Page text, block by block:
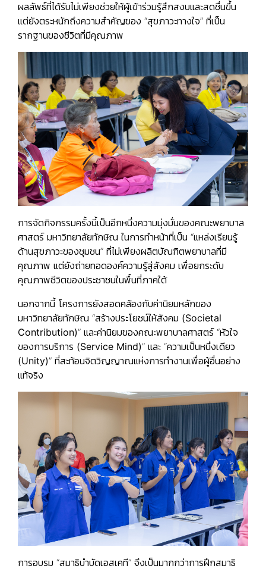
ผลลัพธ์ที่ได้รับไม่เพียงช่วยให้ผู้เข้าร่วมรู้สึกสงบและสดชื่นขึ้น
แต่ยังตระหนักถึงความสำคัญของ “สุขภาวะทางใจ” ที่เป็น
รากฐานของชีวิตที่มีคุณภาพ
การจัดกิจกรรมครั้งนี้เป็นอีกหนึ่งความมุ่งมั่นของคณะพยาบาล
ศาสตร์ มหาวิทยาลัยทักษิณ ในการทำหน้าที่เป็น “แหล่งเรียนรู้
ด้านสุขภาวะของชุมชน” ที่ไม่เพียงผลิตบัณฑิตพยาบาลที่มี
คุณภาพ แต่ยังถ่ายทอดองค์ความรู้สู่สังคม เพื่อยกระดับ
คุณภาพชีวิตของประชาชนในพื้นที่ภาคใต้
นอกจากนี้ โครงการยังสอดคล้องกับค่านิยมหลักของ
มหาวิทยาลัยทักษิณ “สร้างประโยชน์ให้สังคม (Societal
Contribution)” และค่านิยมของคณะพยาบาลศาสตร์ “หัวใจ
ของการบริการ (Service Mind)” และ “ความเป็นหนึ่งเดียว
(Unity)” ที่สะท้อนจิตวิญญาณแห่งการทำงานเพื่อผู้อื่นอย่าง
แท้จริง
การอบรม “สมาธิบำบัดเอสเคที” จึงเป็นมากกว่าการฝึกสมาธิ